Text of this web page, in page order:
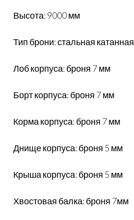
Высота: 9000 мм
Тип брони: стальная катанная
Лоб корпуса: броня 7 мм
Борт корпуса: броня 7 мм
Корма корпуса: броня 7 мм
Днище корпуса: броня 5 мм
Крыша корпуса: броня 5 мм
Хвостовая балка: броня 7мм